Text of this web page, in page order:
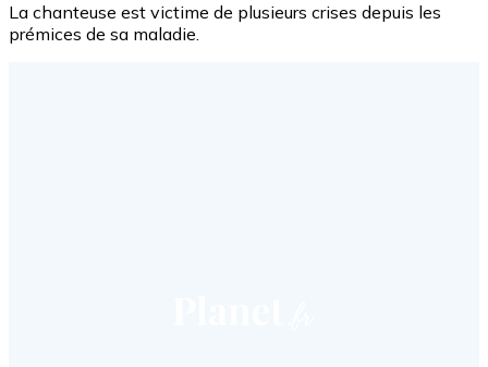
La chanteuse est victime de plusieurs crises depuis les
prémices de sa maladie.